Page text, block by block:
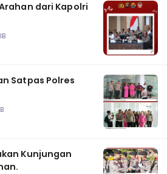
dari Kapolri
Satpas Polres
Kunjungan